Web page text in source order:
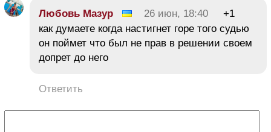
Любовь Мазур 26 июн, 18:40
+1
как думаете когда настигнет горе того судью
он поймет что был не прав в решении своем
допрет до него
Ответить